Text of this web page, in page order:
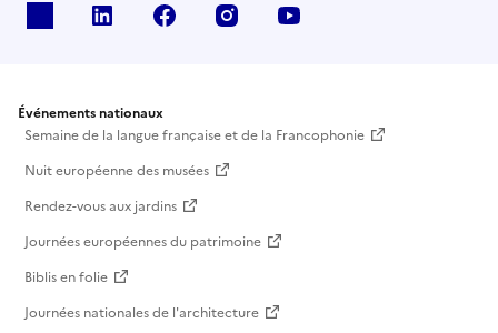
Linkedin Facebook Instagram
Événements nationaux
Semaine de la langue française et de la Francophonie
Nuit européenne des musées
Rendez-vous aux jardins
Journées européennes du patrimoine
Biblis en folie
Journées nationales de l'architecture